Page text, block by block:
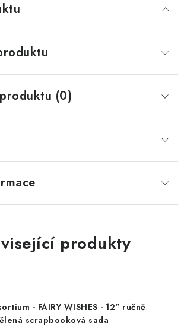
(0)
produkty
- FAIRY WISHES - 12" ručně
scrapbooková sada